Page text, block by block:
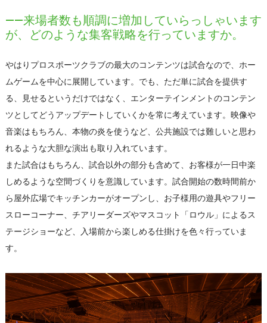
――来場者数も順調に増加していらっしゃいます
が、どのような集客戦略を行っていますか。
やはりプロスポーツクラブの最大のコンテンツは試合なので、ホー
ムゲームを中心に展開しています。でも、ただ単に試合を提供す
る、見せるというだけではなく、エンターテインメントのコンテン
ツとしてどうアップデートしていくかを常に考えています。映像や
音楽はもちろん、本物の炎を使うなど、公共施設では難しいと思わ
れるような大胆な演出も取り入れています。
また試合はもちろん、試合以外の部分も含めて、お客様が一日中楽
しめるような空間づくりを意識しています。試合開始の数時間前か
ら屋外広場でキッチンカーがオープンし、お子様用の遊具やフリー
スローコーナー、チアリーダーズやマスコット「ロウル」によるス
テージショーなど、入場前から楽しめる仕掛けを色々行っていま
す。